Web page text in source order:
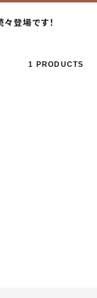
登場です！
1 PRODUCTS